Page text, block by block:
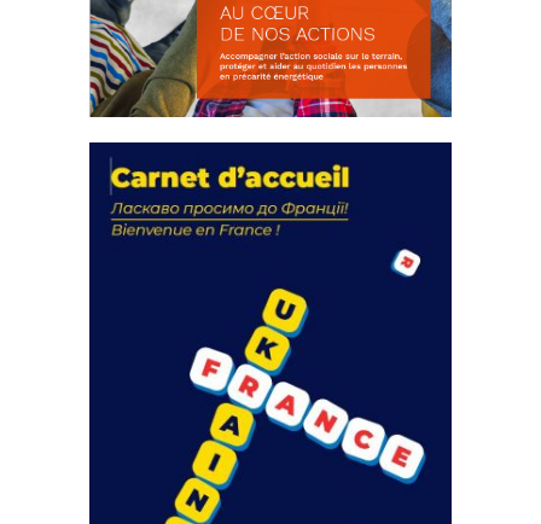
actions
18 septembre 2023
FEUILLETER